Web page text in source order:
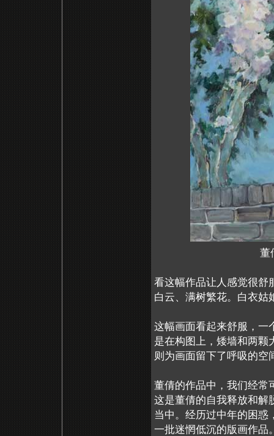
董
看这幅作品让人感觉很舒
白云、满树繁花。白衣姑
这幅画面看起来舒服，一
是在构图上，矮墙和两颗
则为画面留下了呼吸的空
董倩的作品中，我们经常
这是董倩的自我释放和解
当中。经历过中年的困惑
一批迷惘低沉的版画作品